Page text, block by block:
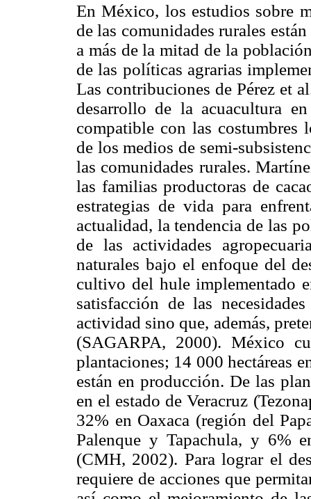
En México, los estudios sobre
de las comunidades rurales
a más de la mitad de la
de las políticas agrarias
Las contribuciones de Pérez et
desarrollo de la acuacultura
compatible con las costumbres
de los medios de semi-
las comunidades rurales.
las familias productoras de
estrategias de vida para
actualidad, la tendencia de las
de las actividades
naturales bajo el enfoque del
cultivo del hule implementado
satisfacción de las
actividad sino que, además,
(SAGARPA, 2000). México
plantaciones; 14 000 hectáreas
están en producción. De las
en el estado de Veracruz
32% en Oaxaca (región del
Palenque y Tapachula, y 6%
(CMH, 2002). Para lograr el
requiere de acciones que